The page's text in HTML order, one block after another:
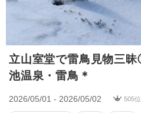
立山室堂で雷鳥見物三
池温泉・雷鳥＊
2026/05/01 - 2026/05/02 505